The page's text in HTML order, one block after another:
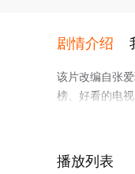
剧情介绍
该片改编自张
榜、好看的电
红倌人沈小红
用生存、竞争
播放列表